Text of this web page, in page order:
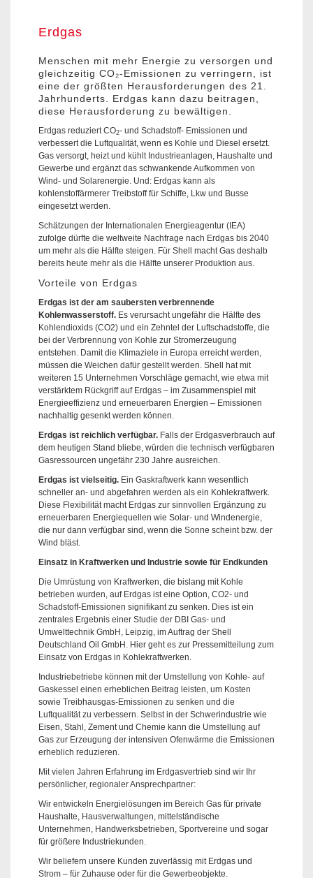
Erdgas
Menschen mit mehr Energie zu versorgen und
gleichzeitig CO₂-Emissionen zu verringern, ist
eine der größten Herausforderungen des 21.
Jahrhunderts. Erdgas kann dazu beitragen,
diese Herausforderung zu bewältigen.
Erdgas reduziert CO2- und Schadstoff- Emissionen und
verbessert die Luftqualität, wenn es Kohle und Diesel ersetzt.
Gas versorgt, heizt und kühlt Industrieanlagen, Haushalte und
Gewerbe und ergänzt das schwankende Aufkommen von
Wind- und Solarenergie. Und: Erdgas kann als
kohlenstoffärmerer Treibstoff für Schiffe, Lkw und Busse
eingesetzt werden.
Schätzungen der Internationalen Energieagentur (IEA)
zufolge dürfte die weltweite Nachfrage nach Erdgas bis 2040
um mehr als die Hälfte steigen. Für Shell macht Gas deshalb
bereits heute mehr als die Hälfte unserer Produktion aus.
Vorteile von Erdgas
Erdgas ist der am saubersten verbrennende
Kohlenwasserstoff. Es verursacht ungefähr die Hälfte des
Kohlendioxids (CO2) und ein Zehntel der Luftschadstoffe, die
bei der Verbrennung von Kohle zur Stromerzeugung
entstehen. Damit die Klimaziele in Europa erreicht werden,
müssen die Weichen dafür gestellt werden. Shell hat mit
weiteren 15 Unternehmen Vorschläge gemacht, wie etwa mit
verstärktem Rückgriff auf Erdgas – im Zusammenspiel mit
Energieeffizienz und erneuerbaren Energien – Emissionen
nachhaltig gesenkt werden können.
Erdgas ist reichlich verfügbar. Falls der Erdgasverbrauch auf
dem heutigen Stand bliebe, würden die technisch verfügbaren
Gasressourcen ungefähr 230 Jahre ausreichen.
Erdgas ist vielseitig. Ein Gaskraftwerk kann wesentlich
schneller an- und abgefahren werden als ein Kohlekraftwerk.
Diese Flexibilität macht Erdgas zur sinnvollen Ergänzung zu
erneuerbaren Energiequellen wie Solar- und Windenergie,
die nur dann verfügbar sind, wenn die Sonne scheint bzw. der
Wind bläst.
Einsatz in Kraftwerken und Industrie sowie für Endkunden
Die Umrüstung von Kraftwerken, die bislang mit Kohle
betrieben wurden, auf Erdgas ist eine Option, CO2- und
Schadstoff-Emissionen signifikant zu senken. Dies ist ein
zentrales Ergebnis einer Studie der DBI Gas- und
Umwelttechnik GmbH, Leipzig, im Auftrag der Shell
Deutschland Oil GmbH. Hier geht es zur Pressemitteilung zum
Einsatz von Erdgas in Kohlekraftwerken.
Industriebetriebe können mit der Umstellung von Kohle- auf
Gaskessel einen erheblichen Beitrag leisten, um Kosten
sowie Treibhausgas-Emissionen zu senken und die
Luftqualität zu verbessern. Selbst in der Schwerindustrie wie
Eisen, Stahl, Zement und Chemie kann die Umstellung auf
Gas zur Erzeugung der intensiven Ofenwärme die Emissionen
erheblich reduzieren.
Mit vielen Jahren Erfahrung im Erdgasvertrieb sind wir Ihr
persönlicher, regionaler Ansprechpartner:
Wir entwickeln Energielösungen im Bereich Gas für private
Haushalte, Hausverwaltungen, mittelständische
Unternehmen, Handwerksbetrieben, Sportvereine und sogar
für größere Industriekunden.
Wir beliefern unsere Kunden zuverlässig mit Erdgas und
Strom – für Zuhause oder für die Gewerbeobjekte.